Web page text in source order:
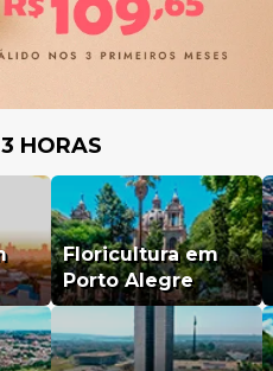
HORAS
Floricultura em
Porto Alegre